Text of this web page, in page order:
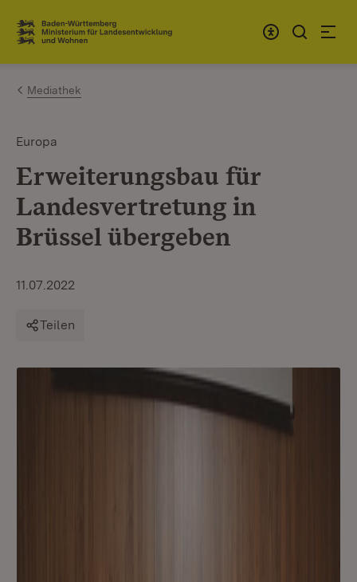
Zum Inhalt springen
Link zur Startseite
Mediathek
Europa
Erweiterungsbau für
Landesvertretung in
Brüssel übergeben
11.07.2022
Teilen